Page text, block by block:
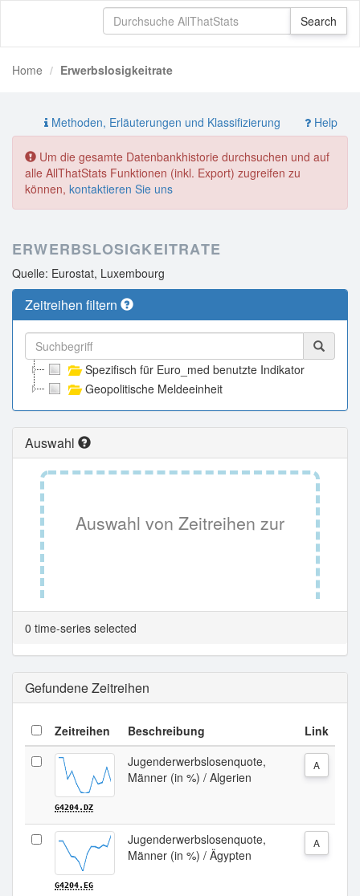
Home Erwerbslosigkeitrate
Methoden, Erläuterungen und Klassifizierung Help
Um die gesamte Datenbankhistorie durchsuchen und auf
alle AllThatStats Funktionen (inkl. Export) zugreifen zu
können, kontaktieren Sie uns
ERWERBSLOSIGKEITRATE
Quelle: Eurostat, Luxembourg
Zeitreihen filtern
Spezifisch für Euro_med benutzte Indikator
Geopolitische Meldeeinheit
Auswahl
Auswahl von Zeitreihen zur
Tabellenansicht.
0 time-series selected
Gefundene Zeitreihen
Zeitreihen Beschreibung Link
G4204.DZ
Jugenderwerbslosenquote,
Männer (in %) / Algerien
A
G4204.EG
Jugenderwerbslosenquote,
Männer (in %) / Ägypten
A